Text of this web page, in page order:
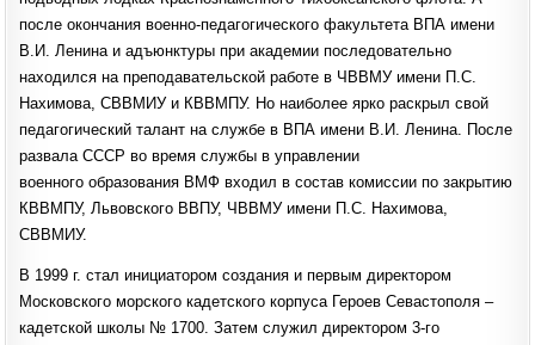
после окончания военно-педагогического факультета ВПА имени
В.И. Ленина и адъюнктуры при академии последовательно
находился на преподавательской работе в ЧВВМУ имени П.С.
Нахимова, СВВМИУ и КВВМПУ. Но наиболее ярко раскрыл свой
педагогический талант на службе в ВПА имени В.И. Ленина. После
развала СССР во время службы в управлении
военного образования ВМФ входил в состав комиссии по закрытию
КВВМПУ, Львовского ВВПУ, ЧВВМУ имени П.С. Нахимова,
СВВМИУ.
В 1999 г. стал инициатором создания и первым директором
Московского морского кадетского корпуса Героев Севастополя –
кадетской школы № 1700. Затем служил директором 3-го